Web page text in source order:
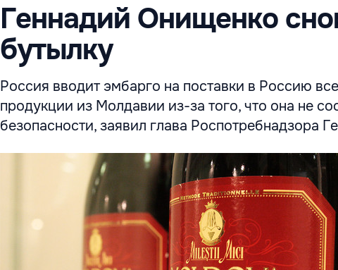
Геннадий Онищенко
бутылку
Россия вводит эмбарго на поставки в Россию
продукции из Молдавии из-за того, что она не
безопасности, заявил глава Роспотребнадзора